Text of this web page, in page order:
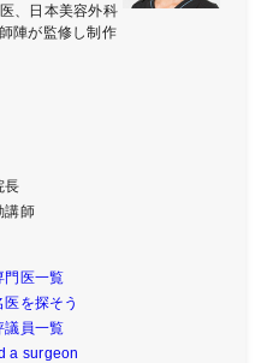
、日本美容外科
陣が監修し制作
長
講師
門医一覧
医を探そう
議員一覧
a surgeon